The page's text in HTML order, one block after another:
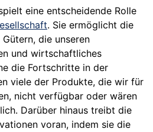
eine entscheidende Rolle
. Sie ermöglicht die
die unseren
und wirtschaftliches
die Fortschritte in der
viele der Produkte, die wir für
nicht verfügbar oder wären
Darüber hinaus treibt die
voran, indem sie die